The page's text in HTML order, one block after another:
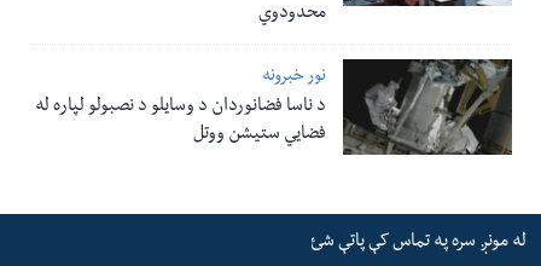
محدودوي
نور خبرونه
د ناسا فضانوردان د وسایلو د نصبولو لپاره له
فضایي ستیشن ووتل
له مونږ سره په تماس کې پاتې شئ